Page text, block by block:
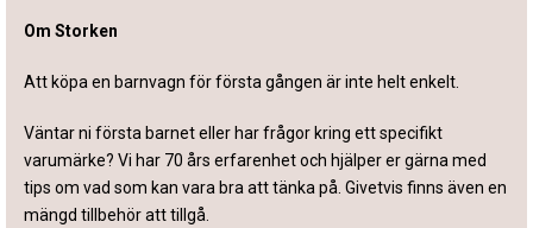
Om Storken
Att köpa en barnvagn för första gången är inte helt enkelt.
Väntar ni första barnet eller har frågor kring ett specifikt
varumärke? Vi har 70 års erfarenhet och hjälper er gärna med
tips om vad som kan vara bra att tänka på. Givetvis finns även en
mängd tillbehör att tillgå.